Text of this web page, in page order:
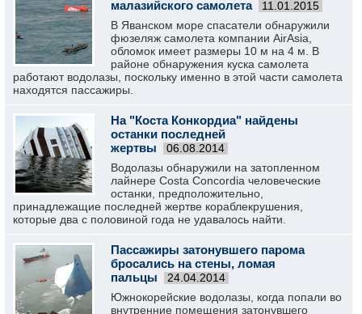
малазийского самолета
11.01.2015
В Яванском море спасатели обнаружили
фюзеляж самолета компании AirAsia,
обломок имеет размеры 10 м на 4 м. В
районе обнаружения куска самолета
работают водолазы, поскольку именно в этой части самолета
находятся пассажиры.
На "Коста Конкордиа" найдены
останки последней
жертвы
06.08.2014
Водолазы обнаружили на затопленном
лайнере Costa Concordia человеческие
останки, предположительно,
принадлежащие последней жертве кораблекрушения,
которые два с половиной года не удавалось найти.
Пассажиры затонувшего парома
бросались на стены, ломая
пальцы
24.04.2014
Южнокорейские водолазы, когда попали во
внутренние помещения затонувшего